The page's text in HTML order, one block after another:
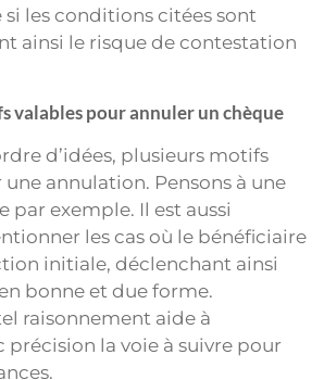
les conditions citées sont
ainsi le risque de contestation
valables pour annuler un chèque
d’idées, plusieurs motifs
annulation. Pensons à une
par exemple. Il est aussi
les cas où le bénéficiaire
initiale, déclenchant ainsi
bonne et due forme.
raisonnement aide à
précision la voie à suivre pour